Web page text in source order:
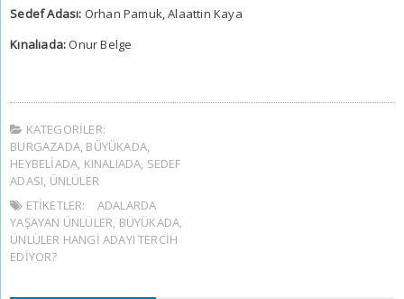
Sedef Adası: Orhan Pamuk, Alaattin Kaya
Kınalıada: Onur Belge
KATEGORILER:
BURGAZADA, BÜYÜKADA,
HEYBELIADA, KINALIADA, SEDEF
ADASI, ÜNLÜLER
ETIKETLER:
ADALARDA
YAŞAYAN ÜNLÜLER, BÜYÜKADA,
ÜNLÜLER HANGI ADAYI TERCIH
EDIYOR?